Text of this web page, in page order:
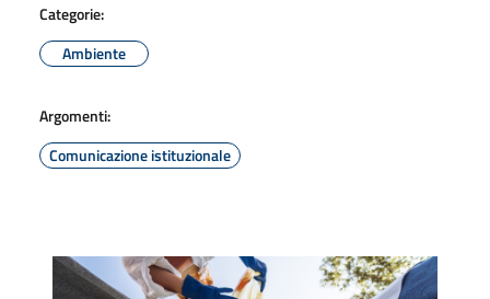
Categorie:
Ambiente
Argomenti:
Comunicazione istituzionale